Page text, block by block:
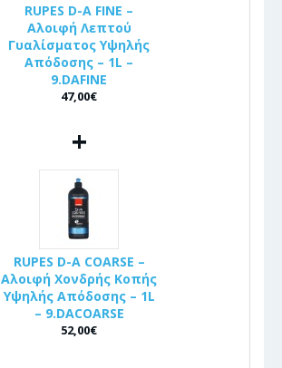
RUPES D-A FINE –
Αλοιφή Λεπτού
Γυαλίσματος Υψηλής
Απόδοσης – 1L –
9.DAFINE
47,00€
+
RUPES D-A COARSE –
Αλοιφή Χονδρής Κοπής
Υψηλής Απόδοσης – 1L
– 9.DACOARSE
52,00€